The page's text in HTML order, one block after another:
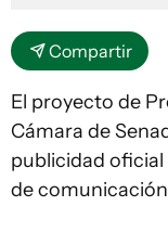
Compartir
El proyecto de
Cámara de
publicidad
de